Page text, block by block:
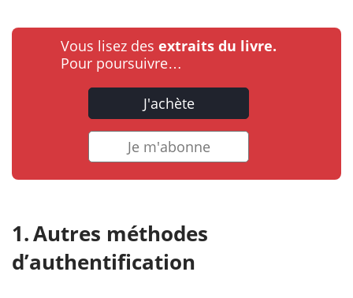
Vous lisez des extraits du livre.
Pour poursuivre…
J'achète
Je m'abonne
Autres méthodes
d’authentification